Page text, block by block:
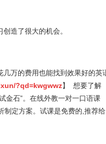
习创造了很大的机会。
万的费用也能找到效果好的英
?qd=kwgwwz】 想要了解
金石”。在线外教一对一口语课
制定方案。试课是免费的,推荐给